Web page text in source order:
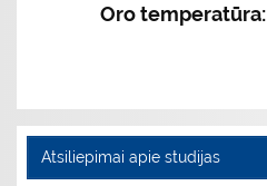
Oro temperatūra:
Atsiliepimai apie studijas